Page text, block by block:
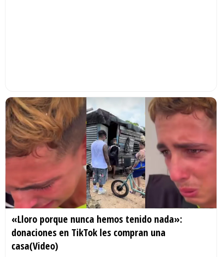
«Lloro porque nunca hemos tenido nada»:
donaciones en TikTok les compran una
casa(Video)